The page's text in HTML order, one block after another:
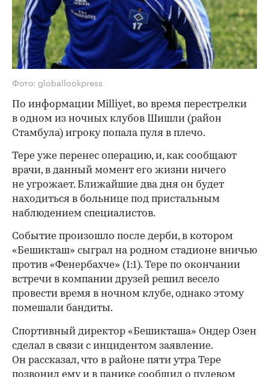
Фото: globallookpress
По информации Milliyet, во время перестрелки
в одном из ночных клубов Шишли (район
Стамбула) игроку попала пуля в плечо.
Тере уже перенес операцию, и, как сообщают
врачи, в данный момент его жизни ничего
не угрожает. Ближайшие два дня он будет
находиться в больнице под пристальным
наблюдением специалистов.
Событие произошло после дерби, в котором
«Бешикташ» сыграл на родном стадионе вничью
против «Фенербахче» (1:1). Тере по окончании
встречи в компании друзей решил весело
провести время в ночном клубе, однако этому
помешали бандиты.
Спортивный директор «Бешикташа» Ондер Озен
сделал в связи с инцидентом заявление.
Он рассказал, что в районе пяти утра Тере
позвонил ему и в панике сообщил о пулевом